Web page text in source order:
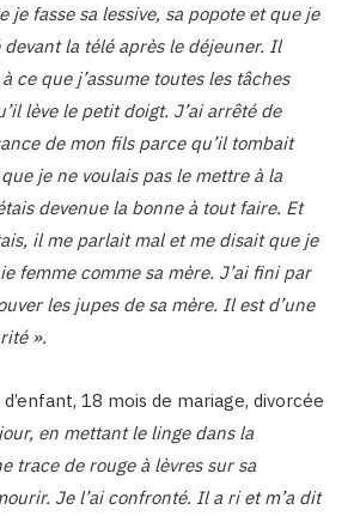
je fasse sa lessive, sa popote et que je
la télé après le déjeuner. Il
ce que j’assume toutes les tâches
lève le petit doigt. J’ai arrêté de
de mon fils parce qu’il tombait
je ne voulais pas le mettre à la
devenue la bonne à tout faire. Et
il me parlait mal et me disait que je
femme comme sa mère. J’ai fini par
les jupes de sa mère. Il est d’une
».
d’enfant, 18 mois de mariage, divorcée
en mettant le linge dans la
trace de rouge à lèvres sur sa
Je l’ai confronté. Il a ri et m’a dit